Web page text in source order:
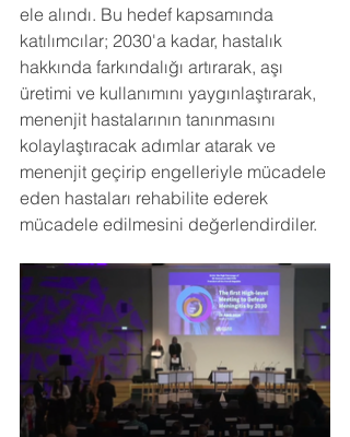
ele alındı. Bu hedef kapsamında
katılımcılar; 2030'a kadar, hastalık
hakkında farkındalığı artırarak, aşı
üretimi ve kullanımını yaygınlaştırarak,
menenjit hastalarının tanınmasını
kolaylaştıracak adımlar atarak ve
menenjit geçirip engelleriyle mücadele
eden hastaları rehabilite ederek
mücadele edilmesini değerlendirdiler.